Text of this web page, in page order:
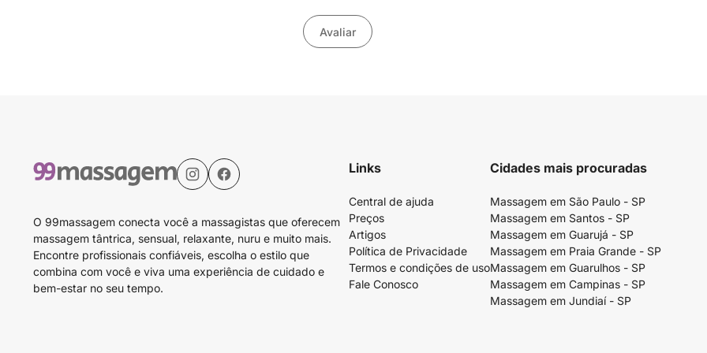
Avaliar
O 99massagem conecta você a massagistas que oferecem
massagem tântrica, sensual, relaxante, nuru e muito mais.
Encontre profissionais confiáveis, escolha o estilo que
combina com você e viva uma experiência de cuidado e
bem-estar no seu tempo.
Links
Central de ajuda
Preços
Artigos
Política de Privacidade
Termos e condições de uso
Fale Conosco
Cidades mais procuradas
Massagem em São Paulo - SP
Massagem em Santos - SP
Massagem em Guarujá - SP
Massagem em Praia Grande - SP
Massagem em Guarulhos - SP
Massagem em Campinas - SP
Massagem em Jundiaí - SP